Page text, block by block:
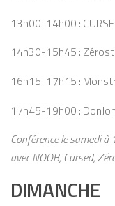
13h00-14h00 :
14h30-15h45 :
16h15-17h15 :
17h45-19h00 :
Conférence le samedi
avec NOOB, Cursed,
DIMANCHE